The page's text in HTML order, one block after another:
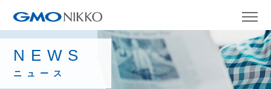
NEWS
ニュース